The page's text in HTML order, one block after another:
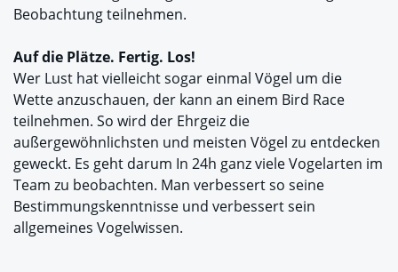
Beobachtung teilnehmen.
Auf die Plätze. Fertig. Los!
Wer Lust hat vielleicht sogar einmal Vögel um die
Wette anzuschauen, der kann an einem Bird Race
teilnehmen. So wird der Ehrgeiz die
außergewöhnlichsten und meisten Vögel zu entdecken
geweckt. Es geht darum In 24h ganz viele Vogelarten im
Team zu beobachten. Man verbessert so seine
Bestimmungskenntnisse und verbessert sein
allgemeines Vogelwissen.